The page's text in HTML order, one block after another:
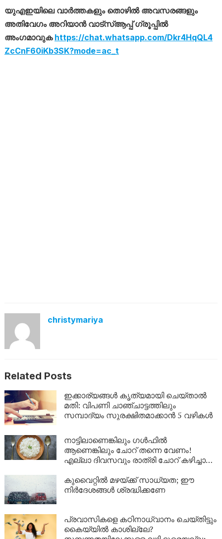
യുഎഇയിലെ വാർത്തകളും തൊഴിൽ അവസരങ്ങളും
അതിവേഗം അറിയാൻ വാട്സ്ആപ്പ് ഗ്രൂപ്പിൽ
അംഗമാവുക https://chat.whatsapp.com/Dkr4HqQL4
ZcCnF60iKb3SK?mode=ac_t
christymariya
Related Posts
ഇക്കാര്യങ്ങൾ കൃത്യമായി ചെയ്താൽ
മതി: വിപണി ചാഞ്ചാട്ടത്തിലും
സമ്പാദ്യം സുരക്ഷിതമാക്കാൻ 5 വഴികൾ
നാട്ടിലാണെങ്കിലും ​ഗൾഫിൽ
ആണെങ്കിലും ചോറ് തന്നെ വേണം!
എല്ലാ ദിവസവും രാത്രി ചോറ് കഴിച്ചാൽ
കുവൈറ്റിൽ മഴയ്ക്ക് സാധ്യത; ഈ
നിർദേശങ്ങൾ ശ്രദ്ധിക്കണേ
പ്രവാസികളെ കഠിനാധ്വാനം ചെയ്തിട്ടും
കൈയ്യിൽ കാശില്ലേ?